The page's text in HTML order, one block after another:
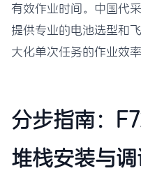
有效作业时间。中国代
提供专业的电池选型和
大化单次任务的作业效率
分步指南：
堆栈安装与